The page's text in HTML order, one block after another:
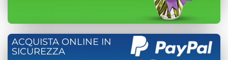
ACQUISTA ONLINE IN
SICUREZZA